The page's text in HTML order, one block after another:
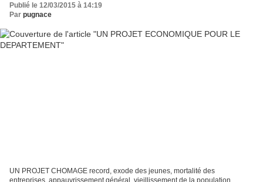
Publié le 12/03/2015 à 14:19
Par pugnace
UN PROJET CHOMAGE record, exode des jeunes, mortalité des
entreprises, appauvrissement général, vieillissement de la population...